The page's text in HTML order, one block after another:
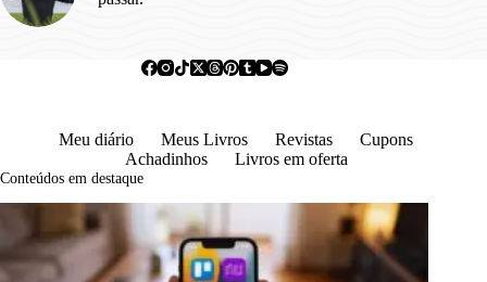
Meu diário Meus Livros Revistas
Cupons
Achadinhos
Livros em oferta
Conteúdos em destaque